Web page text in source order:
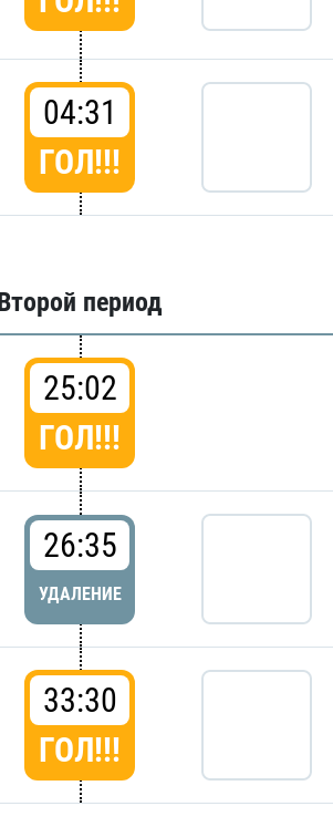
04:31
ГОЛ!!!
период
25:02
ГОЛ!!!
26:35
УДАЛЕНИЕ
33:30
ГОЛ!!!